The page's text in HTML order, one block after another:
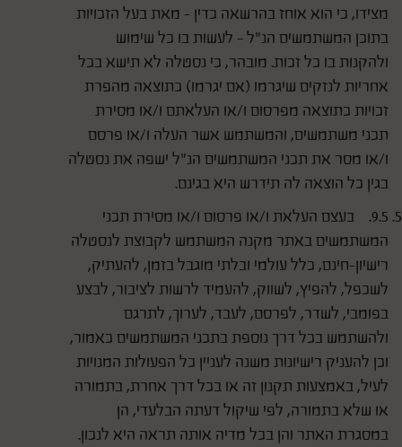
מצידו, כי הוא אוחז בהרשאה כדין - מאת בעל הזכויות
בתוכן המשתמשים הנ"ל - לעשות בו כל שימוש
ולהקנות בו כל זכות. מובהר, כי נסטלה לא תישא בכל
אחריות לנזקים שיגרמו (אם יגרמו) כתוצאה מהפרת
זכויות כתוצאה מפרסום ו/או העלאתם ו/או מסירת
תכני משתמשים, והמשתמש אשר העלה ו/או פרסם
ו/או מסר את תכני המשתמשים הנ"ל ישפה את נסטלה
בגין כל הוצאה לה תידרש היא בגינם.
9.5. בעצם העלאת ו/או פרסום ו/או מסירת תכני
המשתמשים באתר מקנה המשתמש לקבוצת לנסטלה
רישיון-חינם, כלל עולמי ובלתי מוגבל בזמן, להעתיק,
לשכפל, להפיץ, לשווק, להעמיד לרשות לציבור, לבצע
בפומבי, לשדר, לפרסם, לעבד, לערוך, לתרגם
ולהשתמש בכל דרך נוספת בתכני המשתמשים כאמור,
וכן להעניק רישיונות משנה לעניין כל הפעולות המנויות
לעיל, באמצעות תקנון זה או בכל דרך אחרת, בתמורה
או שלא בתמורה, לפי שיקול דעתה הבלעדי, הן
במסגרת האתר והן בכל מדיה אותה תראה היא לנכון.